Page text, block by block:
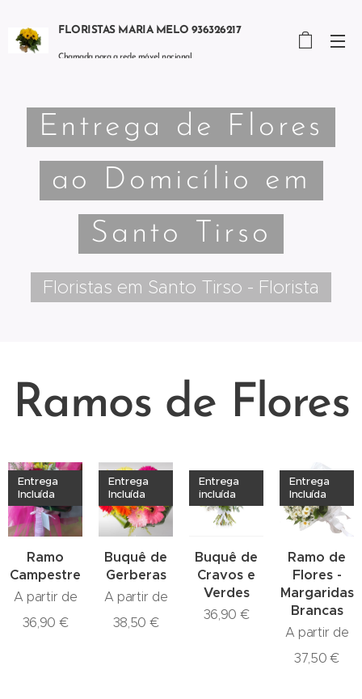
FLORISTAS MARIA MELO 936326217
Chamada para a rede móvel nacional
Entrega de Flores
ao Domicílio em
Santo Tirso
Floristas em Santo Tirso - Florista
Ramos de Flores
Ramo
Campestre
Entrega
Incluída
A partir de
36,90 €
Buquê de
Gerberas
Entrega
Incluída
A partir de
38,50 €
Buquê de
Cravos e
Verdes
Entrega
incluída
36,90 €
Ramo de
Flores -
Margaridas
Brancas
Entrega
Incluída
A partir de
37,50 €